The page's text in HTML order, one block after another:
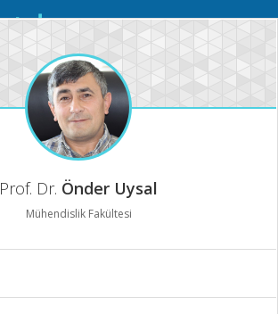
Mobil
Prof. Dr. Önder Uysal
Mühendislik Fakültesi